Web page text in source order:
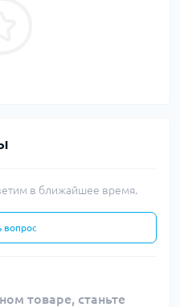
в ближайшее время.
вопрос
товаре, станьте